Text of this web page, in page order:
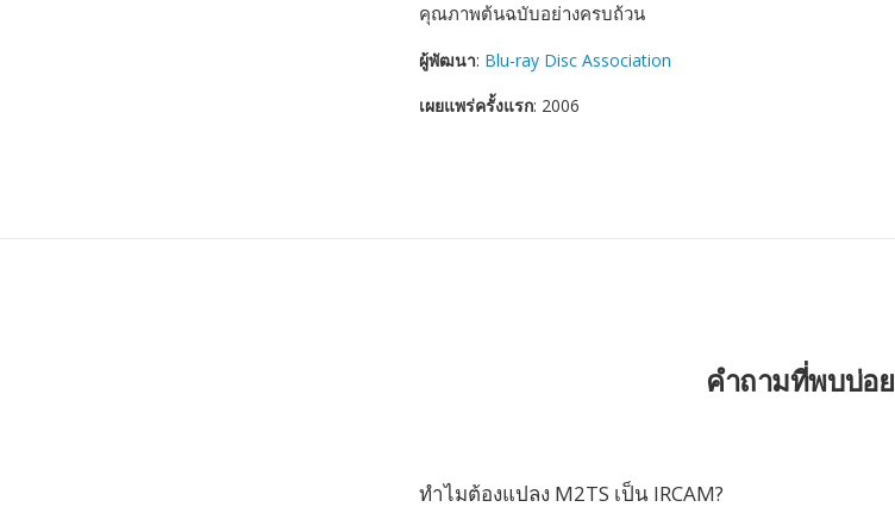
คุณภาพต้นฉบับอย่างครบถ้วน
ผู้พัฒนา: Blu-ray Disc Association
เผยแพร่ครั้งแรก: 2006
คำถามที่พบบ่อย
ทำไมต้องแปลง M2TS เป็น IRCAM?